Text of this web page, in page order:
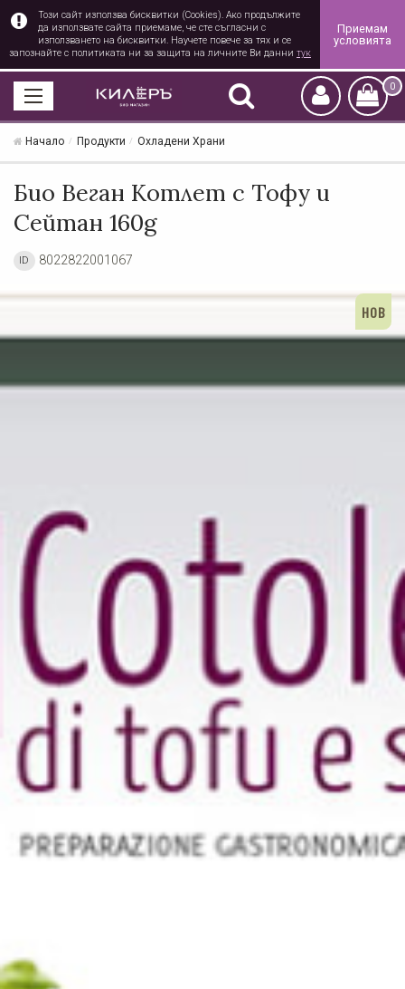
Този сайт използва бисквитки (Cookies). Ако продължите
да използвате сайта приемаме, че сте съгласни с
използването на бисквитки. Научете повече за тях и се
запознайте с политиката ни за защита на личните Ви данни тук
Приемам
условията
0
Начало Продукти Охладени Храни
Био Веган Котлет с Тофу и
Сейтан 160g
ID 8022822001067
НОВ